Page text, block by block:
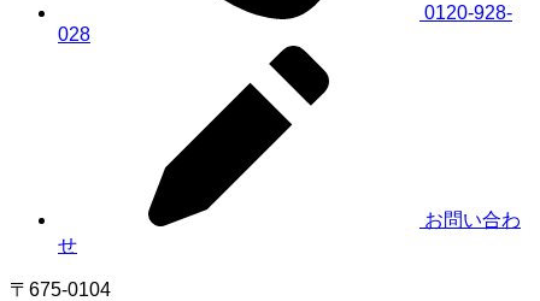
0120-928-
028
お問い合わ
せ
〒675-0104